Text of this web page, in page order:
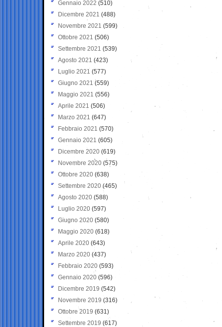
Gennaio 2022 (510)
Dicembre 2021 (488)
Novembre 2021 (599)
Ottobre 2021 (506)
Settembre 2021 (539)
Agosto 2021 (423)
Luglio 2021 (577)
Giugno 2021(559)
Maggio 2021 (556)
Aprile 2021 (506)
Marzo 2021 (647)
Febbraio 2021 (570)
Gennaio 2021 (605)
Dicembre 2020 (619)
Novembre 2020 (575)
Ottobre 2020 (638)
Settembre 2020(465)
Agosto 2020 (588)
Luglio 2020 (597)
Giugno 2020 (580)
Maggio 2020 (618)
Aprile 2020 (643)
Marzo 2020 (437)
Febbraio 2020 (593)
Gennaio 2020 (596)
Dicembre 2019 (542)
Novembre 2019 (316)
Ottobre 2019 (631)
Settembre 2019 (617)